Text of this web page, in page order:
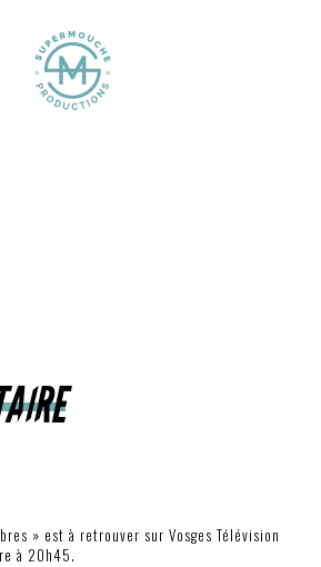
» est à retrouver sur Vosges Télévision
à 20h45.